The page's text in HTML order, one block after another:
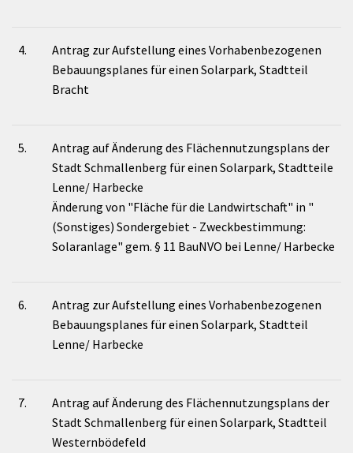
4.
Antrag zur Aufstellung eines Vorhabenbezogenen
Bebauungsplanes für einen Solarpark, Stadtteil
Bracht
5.
Antrag auf Änderung des Flächennutzungsplans der
Stadt Schmallenberg für einen Solarpark, Stadtteile
Lenne/ Harbecke
Änderung von "Fläche für die Landwirtschaft" in "
(Sonstiges) Sondergebiet - Zweckbestimmung:
Solaranlage" gem. § 11 BauNVO bei Lenne/ Harbecke
6.
Antrag zur Aufstellung eines Vorhabenbezogenen
Bebauungsplanes für einen Solarpark, Stadtteil
Lenne/ Harbecke
7.
Antrag auf Änderung des Flächennutzungsplans der
Stadt Schmallenberg für einen Solarpark, Stadtteil
Westernbödefeld